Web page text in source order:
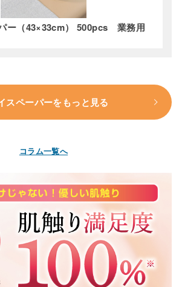
ー（43×33cm） 500pcs 業務用
スペーパーをもっと見る
コラム一覧へ